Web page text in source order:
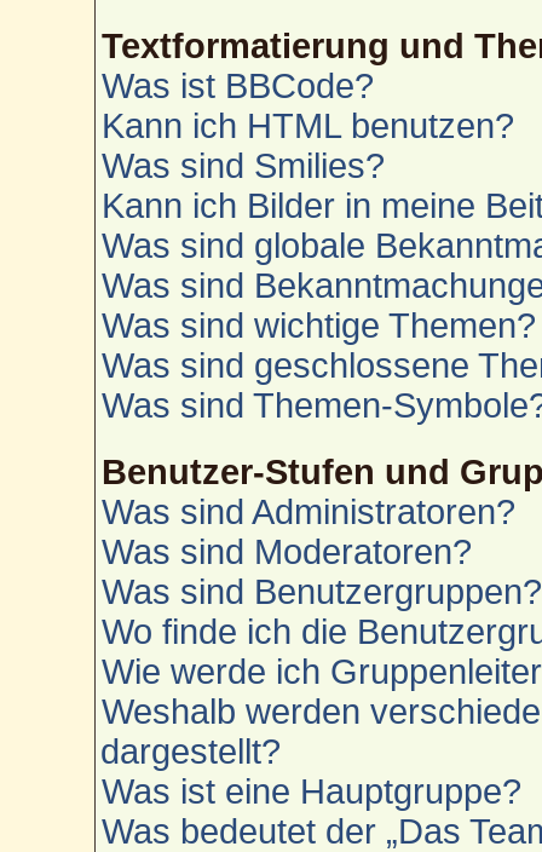
Textformatierung und
Was ist BBCode?
Kann ich HTML benutzen?
Was sind Smilies?
Kann ich Bilder in meine
Was sind globale
Was sind
Was sind wichtige Themen?
Was sind geschlossene
Was sind Themen-
Benutzer-Stufen und
Was sind Administratoren?
Was sind Moderatoren?
Was sind Benutzergruppen?
Wo finde ich die
Wie werde ich
Weshalb werden
dargestellt?
Was ist eine Hauptgruppe?
Was bedeutet der „Das